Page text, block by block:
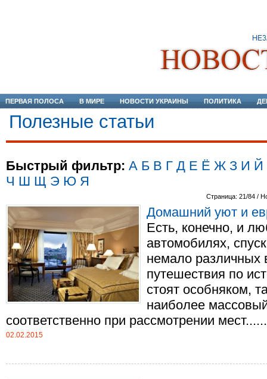
ПЕРВАЯ ПОЛОСА В МИРЕ НОВОСТИ УКРАИНЫ ПОЛИТИКА
Полезные статьи
Быстрый фильтр: А Б В Г Д Е Ё Ж З И Й
Ч Ш Щ Э Ю Я
Страница: 21/84 /
Домашний уют и
Есть, конечно, и
автомобилях,
немало различных
путешествия по
стоят особняком,
наиболее
соответственно при рассмотрении мест......
02.02.2015